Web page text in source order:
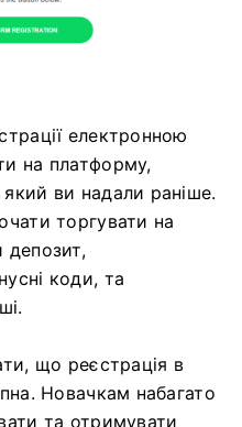
електронною
на платформу,
ви надали раніше.
торгувати на
депозит,
коди, та
що реєстрація в
Новачкам набагато
та отримувати